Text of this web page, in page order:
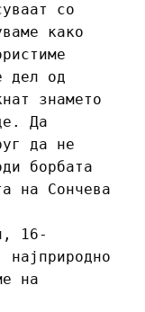
со
како
дел од
знамето
Да
да не
борбата
на Сончева
16-
најприродно
на